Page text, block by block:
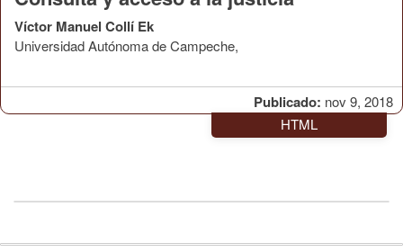
Publicado: nov 9, 2018
Víctor Manuel Collí Ek
Universidad Autónoma de Campeche,
HTML